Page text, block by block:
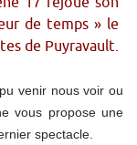
de temps » le
de Puyravault.
venir nous voir ou
vous propose une
spectacle.